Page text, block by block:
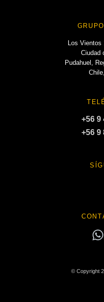
Los Vientos
Ciudad
Pudahuel,
+56 9
+56 9
© Copyright